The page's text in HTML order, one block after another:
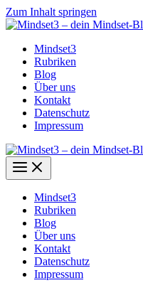
Zum Inhalt springen
Mindset3
Rubriken
Blog
Über uns
Kontakt
Datenschutz
Impressum
Mindset3
Rubriken
Blog
Über uns
Kontakt
Datenschutz
Impressum